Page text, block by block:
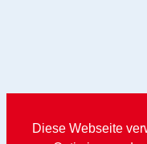
Diese Webseite